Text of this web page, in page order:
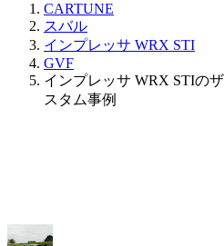
CARTUNE
スバル
インプレッサ WRX STI
GVF
インプレッサ WRX STIの
スタム事例